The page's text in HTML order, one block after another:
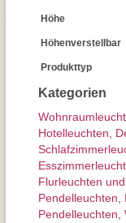
Kategorien
Hotelleuchten
Flurleuchten
Pendelleuchten
Pendelleuchten
Höhe
Höhenverstellbar
Produkttyp